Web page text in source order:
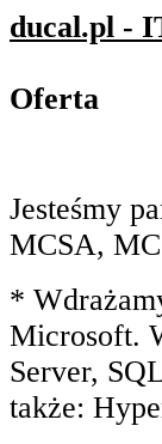
ducal.pl -
Oferta
Jesteśmy
MCSA,
*
Microsoft.
Server,
także: